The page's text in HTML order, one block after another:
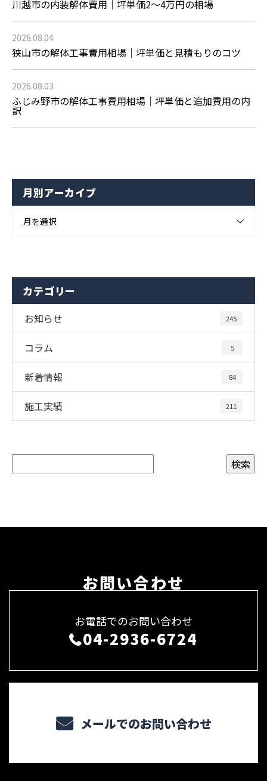
川越市の内装解体費用｜坪単価2〜4万円の相場
2026.08.04
狭山市の解体工事費用相場｜坪単価と見積もりのコツ
2026.08.03
ふじみ野市の解体工事費用相場｜坪単価と追加費用の内
訳
月別アーカイブ
月を選択
カテゴリー
お知らせ 245
コラム 5
新着情報 84
施工実績 211
お問い合わせ
お電話でのお問い合わせ
04-2936-6724
メールでのお問い合わせ